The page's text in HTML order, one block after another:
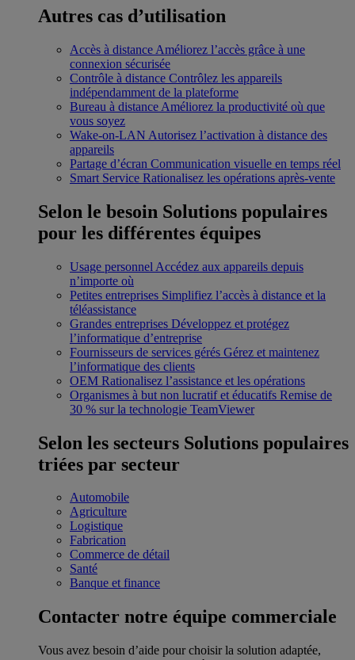
Autres cas d’utilisation
Accès à distance Améliorez l’accès grâce à une
connexion sécurisée
Contrôle à distance Contrôlez les appareils
indépendamment de la plateforme
Bureau à distance Améliorez la productivité où que
vous soyez
Wake-on-LAN Autorisez l’activation à distance des
appareils
Partage d’écran Communication visuelle en temps réel
Smart Service Rationalisez les opérations après-vente
Selon le besoin Solutions populaires
pour les différentes équipes
Usage personnel Accédez aux appareils depuis
n’importe où
Petites entreprises Simplifiez l’accès à distance et la
téléassistance
Grandes entreprises Développez et protégez
l’informatique d’entreprise
Fournisseurs de services gérés Gérez et maintenez
l’informatique des clients
OEM Rationalisez l’assistance et les opérations
Organismes à but non lucratif et éducatifs Remise de
30 % sur la technologie TeamViewer
Selon les secteurs Solutions populaires
triées par secteur
Automobile
Agriculture
Logistique
Fabrication
Commerce de détail
Santé
Banque et finance
Contacter notre équipe commerciale
Vous avez besoin d’aide pour choisir la solution adaptée,